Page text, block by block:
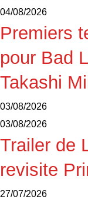
04/08/2026
Premiers
pour Bad
Takashi
03/08/2026
03/08/2026
Trailer de
revisite
27/07/2026